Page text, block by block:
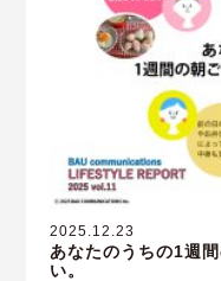
2025.12.23
あなたのうちの1週
い。